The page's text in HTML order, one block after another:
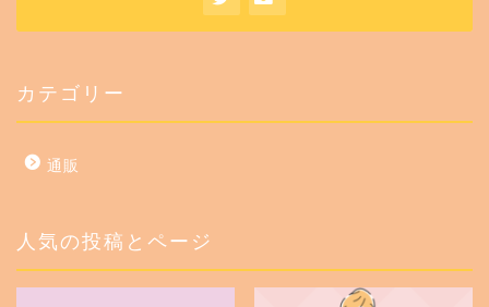
カテゴリー
通販
人気の投稿とページ